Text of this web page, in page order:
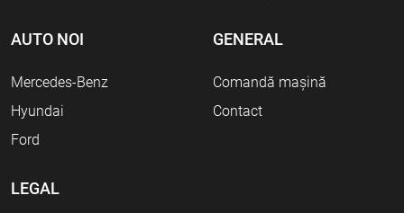
AUTO NOI
Mercedes-Benz
Hyundai
Ford
GENERAL
Comandă mașină
Contact
LEGAL